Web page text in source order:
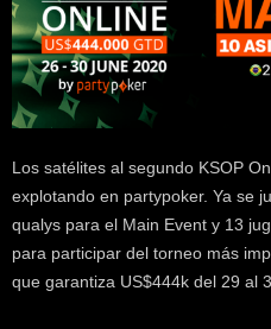
Los satélites al segundo KSOP
explotando en partypoker. Ya se
qualys para el Main Event y 13
para participar del torneo más
que garantiza US$444k del 29 al